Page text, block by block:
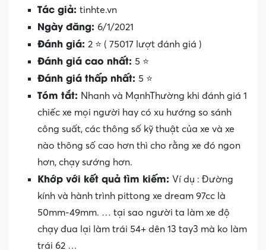
Tác giả: tinhte.vn
Ngày đăng: 6/1/2021
Đánh giá: 2 ⭐ ( 75017 lượt đánh giá )
Đánh giá cao nhất: 5 ⭐
Đánh giá thấp nhất: 5 ⭐
Tóm tắt: Nhanh và MạnhThường khi đánh giá 1
chiếc xe mọi người hay có xu hướng so sánh
công suất, các thông số kỹ thuật của xe và xe
nào thông số cao hơn thì cho rằng xe đó ngon
hơn, chạy sướng hơn.
Khớp với kết quả tìm kiếm: Ví dụ : Đường
kính và hành trình pittong xe dream 97cc là
50mm-49mm. … tại sao người ta làm xe độ
chạy đua lại làm trái 54+ dên 13 tay3 mà ko làm
trái 62 …